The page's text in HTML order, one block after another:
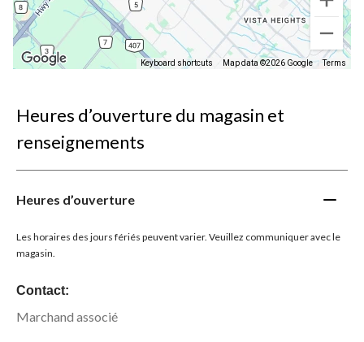
Keyboard shortcuts Map data ©2026 Google Terms
Heures d’ouverture du magasin et
renseignements
Heures d’ouverture
Les horaires des jours fériés peuvent varier. Veuillez communiquer avec le
magasin.
Contact:
Marchand associé